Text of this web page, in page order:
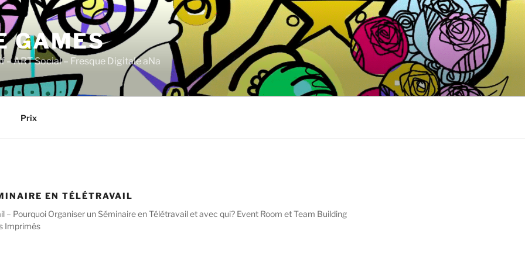
GAMES
ART Social – Fresque Digitale aNa
Prix
EN TÉLÉTRAVAIL
– Pourquoi Organiser un Séminaire en Télétravail et avec qui? Event Room et Team Building
Imprimés